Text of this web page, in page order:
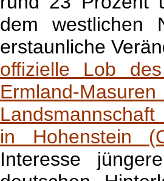
dem westlichen
erstaunliche
offizielle Lob
Ermland-
in Hohenstein
Interesse